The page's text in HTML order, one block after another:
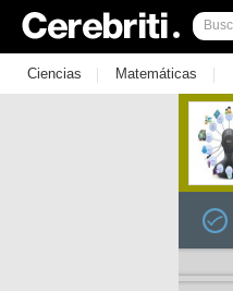
Ciencias | Matemáticas |